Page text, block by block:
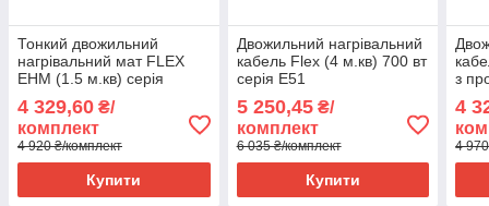
Тонкий двожильний
нагрівальний мат FLEX
EHM (1.5 м.кв) серія
Terneo S
4 329,60 ₴/
комплект
4 920 ₴/комплект
Купити
Двожильний нагрівальний
кабель Flex (4 м.кв) 700 вт
серія E51
5 250,45₴/
комплект
6 035 ₴/комплект
Купити
з
4
4